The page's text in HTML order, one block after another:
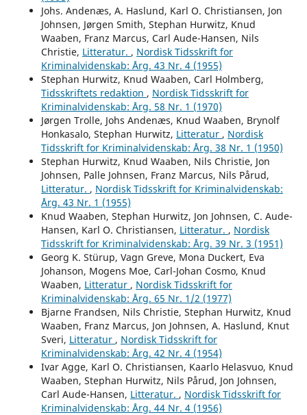
Johs. Andenæs, A. Haslund, Karl O. Christiansen, Jon
Johnsen, Jørgen Smith, Stephan Hurwitz, Knud
Waaben, Franz Marcus, Carl Aude-Hansen, Nils
Christie, Litteratur. , Nordisk Tidsskrift for
Kriminalvidenskab: Årg. 43 Nr. 4 (1955)
Stephan Hurwitz, Knud Waaben, Carl Holmberg,
Tidsskriftets redaktion , Nordisk Tidsskrift for
Kriminalvidenskab: Årg. 58 Nr. 1 (1970)
Jørgen Trolle, Johs Andenæs, Knud Waaben, Brynolf
Honkasalo, Stephan Hurwitz, Litteratur , Nordisk
Tidsskrift for Kriminalvidenskab: Årg. 38 Nr. 1 (1950)
Stephan Hurwitz, Knud Waaben, Nils Christie, Jon
Johnsen, Palle Johnsen, Franz Marcus, Nils Pårud,
Litteratur. , Nordisk Tidsskrift for Kriminalvidenskab:
Årg. 43 Nr. 1 (1955)
Knud Waaben, Stephan Hurwitz, Jon Johnsen, C. Aude-
Hansen, Karl O. Christiansen, Litteratur. , Nordisk
Tidsskrift for Kriminalvidenskab: Årg. 39 Nr. 3 (1951)
Georg K. Stürup, Vagn Greve, Mona Duckert, Eva
Johanson, Mogens Moe, Carl-Johan Cosmo, Knud
Waaben, Litteratur , Nordisk Tidsskrift for
Kriminalvidenskab: Årg. 65 Nr. 1/2 (1977)
Bjarne Frandsen, Nils Christie, Stephan Hurwitz, Knud
Waaben, Franz Marcus, Jon Johnsen, A. Haslund, Knut
Sveri, Litteratur , Nordisk Tidsskrift for
Kriminalvidenskab: Årg. 42 Nr. 4 (1954)
Ivar Agge, Karl O. Christiansen, Kaarlo Helasvuo, Knud
Waaben, Stephan Hurwitz, Nils Pårud, Jon Johnsen,
Carl Aude-Hansen, Litteratur. , Nordisk Tidsskrift for
Kriminalvidenskab: Årg. 44 Nr. 4 (1956)